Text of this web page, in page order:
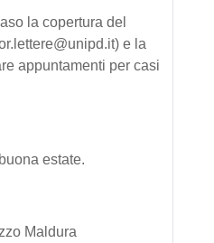
la copertura del
e la
appuntamenti per casi
estate.
Maldura